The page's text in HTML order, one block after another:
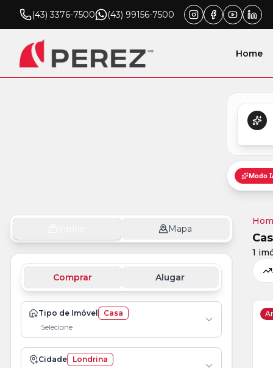
(43) 3376-7500 (43) 99156-7500
Home
Mapa
Comprar Alugar
Tipo de Imóvel
Casa
Selecione
Cidade
Londrina
1